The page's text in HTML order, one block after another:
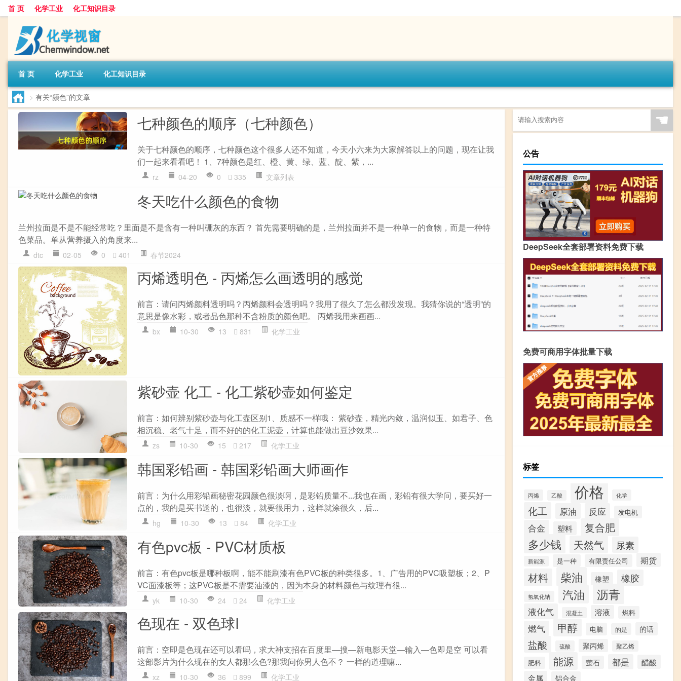
首 页 化学工业 化工知识目录
首 页 化学工业 化工知识目录
> 有关“颜色”的文章
七种颜色的顺序（七种颜色）
关于七种颜色的顺序，七种颜色这个很多人还不知道，今天小六来为大家解答以上的问题，现在让我
们一起来看看吧！ 1、7种颜色是红、橙、黄、绿、蓝、靛、紫，...
rz 04-20 0 335 文章列表
冬天吃什么颜色的食物
兰州拉面是不是不能经常吃？里面是不是含有一种叫硼灰的东西？ 首先需要明确的是，兰州拉面并不是一种单一的食物，而是一种特
色菜品。单从营养摄入的角度来...
dtc 02-05 0 401 春节2024
丙烯透明色 - 丙烯怎么画透明的感觉
前言：请问丙烯颜料透明吗？丙烯颜料会透明吗？我用了很久了怎么都没发现。我猜你说的“透明”的
意思是像水彩，或者品色那种不含粉质的颜色吧。 丙烯我用来画画...
bx 10-30 13 831 化学工业
紫砂壶 化工 - 化工紫砂壶如何鉴定
前言：如何辨别紫砂壶与化工壶区别1、质感不一样哦： 紫砂壶，精光内敛，温润似玉、如君子、色
相沉稳、老气十足，而不好的的化工泥壶，计算也能做出豆沙效果...
zs 10-30 15 217 化学工业
韩国彩铅画 - 韩国彩铅画大师画作
前言：为什么用彩铅画秘密花园颜色很淡啊，是彩铅质量不...我也在画，彩铅有很大学问，要买好一
点的，我的是买书送的，也很淡，就要很用力，这样就涂很久，后...
hg 10-30 13 84 化学工业
有色pvc板 - PVC材质板
前言：有色pvc板是哪种板啊，能不能刷漆有色PVC板的种类很多。1、广告用的PVC吸塑板；2、P
VC面漆板等；这PVC板是不需要油漆的，因为本身的材料颜色与纹理有很...
yk 10-30 24 24 化学工业
色现在 - 双色球I
前言：空即是色现在还可以看吗，求大神支招在百度里—搜—新电影天堂—输入—色即是空 可以看
这部影片为什么现在的女人都那么色?那我问你男人色不？ 一样的道理嘛...
xz 10-30 36 899 化学工业
☚
公告
DeepSeek全套部署资料免费下载
免费可商用字体批量下载
标签
丙烯 乙酸 价格 化学
化工 原油 反应 发电机
合金 塑料 复合肥
多少钱 天然气 尿素
新能源 是一种 有限责任公司 期货
材料 柴油 橡塑 橡胶
氢氧化钠 汽油 沥青
液化气 混凝土 溶液 燃料
燃气 甲醇 电脑 的是 的话
盐酸 硫酸 聚丙烯 聚乙烯
肥料 能源 萤石 都是 醋酸
金属 铝合金